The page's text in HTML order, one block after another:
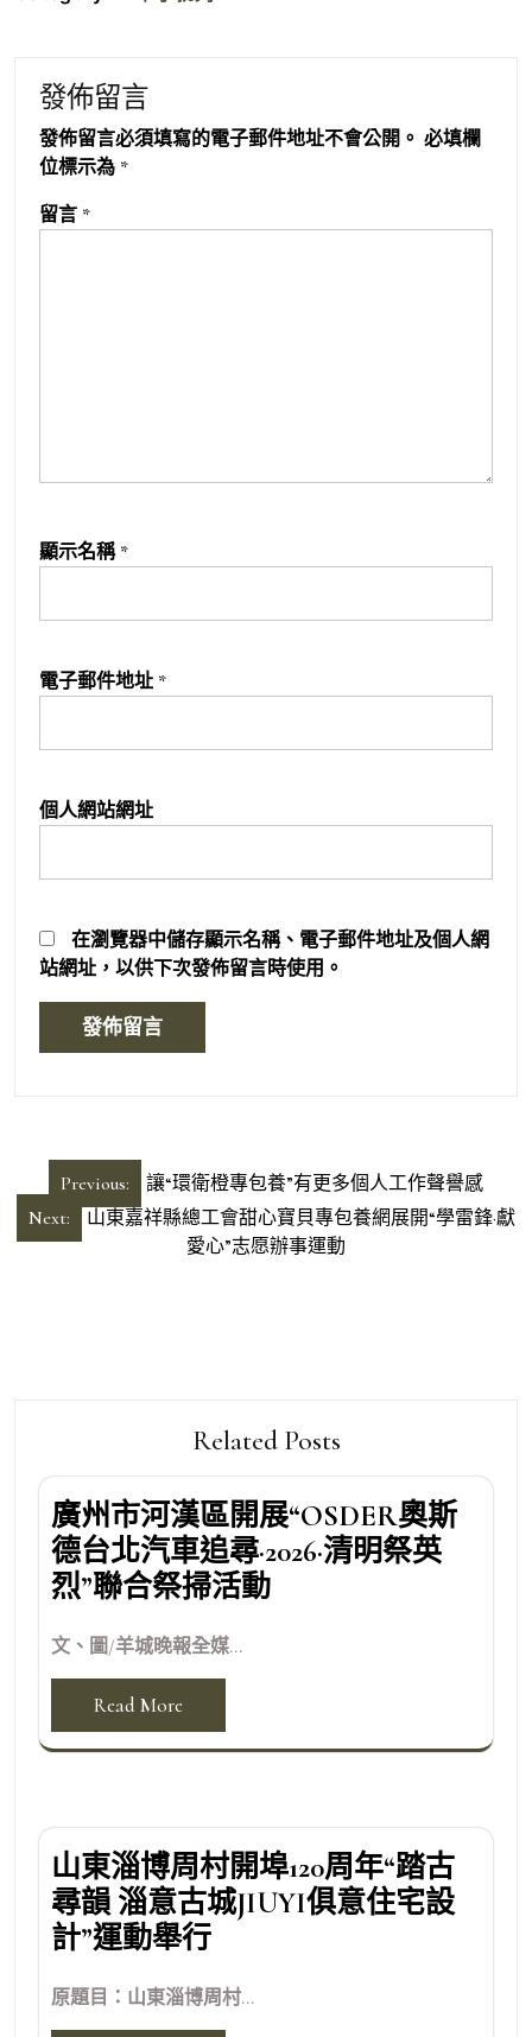
發佈留言
發佈留言必須填寫的電子郵件地址不會公開。 必填欄
位標示為 *
留言 *
顯示名稱 *
電子郵件地址 *
個人網站網址
在瀏覽器中儲存顯示名稱、電子郵件地址及個人網
站網址，以供下次發佈留言時使用。
章
導
Previous:
讓“環衛橙專包養”有更多個人工作聲譽感
Next:
山東嘉祥縣總工會甜心寶貝專包養網展開“學雷鋒·獻
愛心”志愿辦事運動
Related Posts
廣州市河漢區開展“OSDER奧斯
德台北汽車追尋·2026·清明祭英
烈”聯合祭掃活動
文、圖/羊城晚報全媒...
Read More
山東淄博周村開埠120周年“踏古
尋韻 淄意古城JIUYI俱意住宅設
計”運動舉行
原題目：山東淄博周村...